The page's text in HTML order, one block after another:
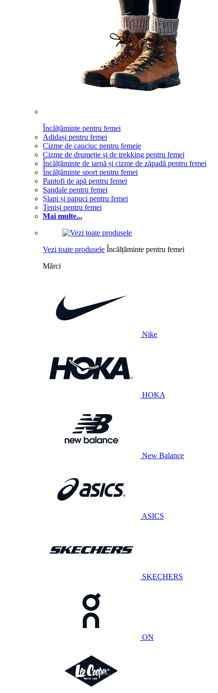
Încălțăminte pentru femei
Adidași pentru femei
Cizme de cauciuc pentru femeie
Cizme de drumeție și de trekking pentru femei
Încălțăminte de iarnă și cizme de zăpadă pentru femei
Încălțăminte sport pentru femei
Pantofi de apă pentru femei
Sandale pentru femei
Șlapi și papuci pentru femei
Teniși pentru femei
Mai multe...
Vezi toate produsele Încălțăminte pentru femei
Mărci
Nike
HOKA
New Balance
ASICS
SKECHERS
ON